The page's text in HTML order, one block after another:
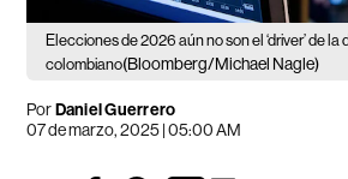
Elecciones de 2026 aún no son el ‘driver’ de
colombiano(Bloomberg/Michael Nagle)
PorDaniel Guerrero
07 de marzo, 2025 | 05:00 AM